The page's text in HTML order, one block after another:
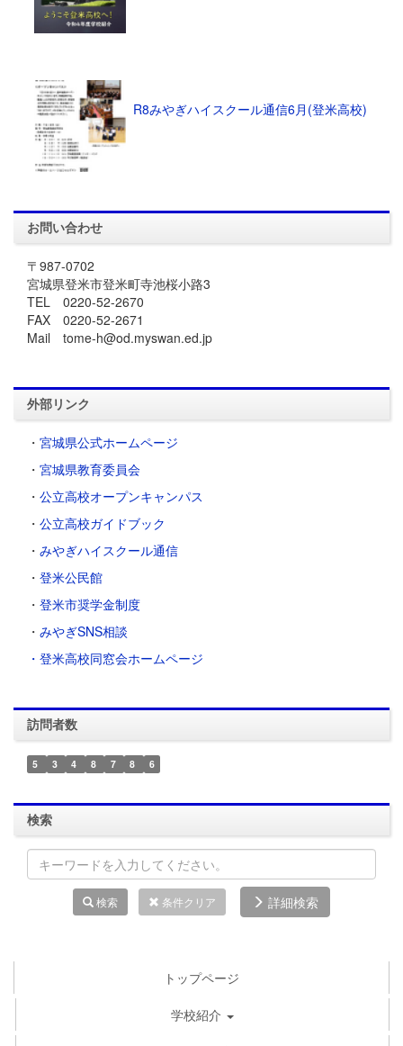
R8みやぎハイスクール通信6月(登米高校)
お問い合わせ
〒987-0702
宮城県登米市登米町寺池桜小路3
TEL 0220-52-2670
FAX 0220-52-2671
Mail tome-h@od.myswan.ed.jp
外部リンク
・ 宮城県公式ホームページ
・ 宮城県教育委員会
・ 公立高校オープンキャンパス
・ 公立高校ガイドブック
・ みやぎハイスクール通信
・ 登米公民館
・ 登米市奨学金制度
・ みやぎSNS相談
・登米高校同窓会ホームページ
訪問者数
5 3 4 8 7 8 6
検索
検索 条件クリア 詳細検索
トップページ
学校紹介